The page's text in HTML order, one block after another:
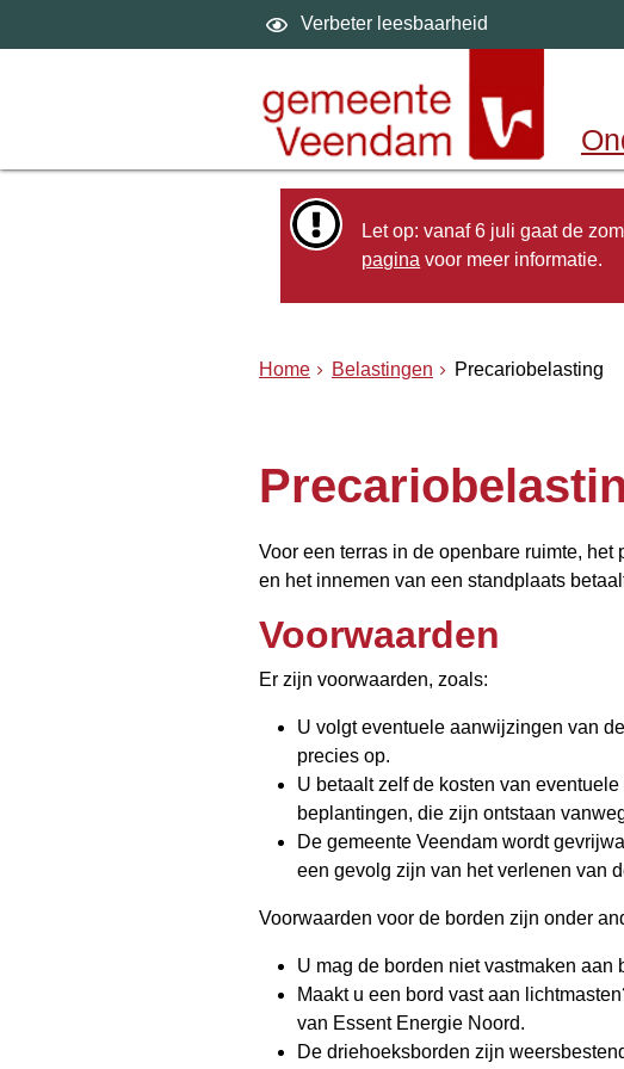
Verbeter leesbaarheid
Let op: vanaf 6 juli gaat de
pagina voor meer informatie.
Home Belastingen Precariobelasting
Voor een terras in de openbare ruimte,
en het innemen van een standplaats
Voorwaarden
Er zijn voorwaarden, zoals:
U volgt eventuele aanwijzingen van
precies op.
U betaalt zelf de kosten van
beplantingen, die zijn ontstaan
De gemeente Veendam wordt
een gevolg zijn van het verlenen van
Voorwaarden voor de borden zijn onder
U mag de borden niet vastmaken
Maakt u een bord vast aan
van Essent Energie Noord.
De driehoeksborden zijn